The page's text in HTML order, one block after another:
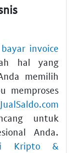
bayar invoice
hal yang
memilih
memproses
JualSaldo.com
untuk
Anda.
Kripto &